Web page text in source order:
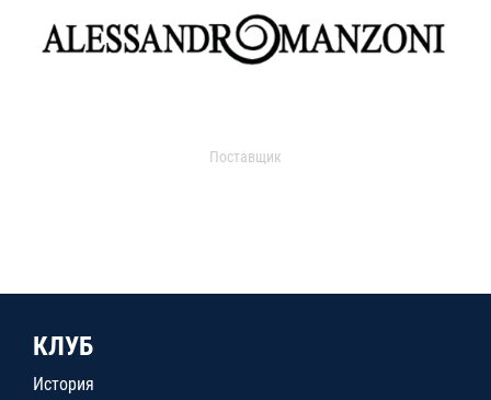
Поставщик
КЛУБ
История